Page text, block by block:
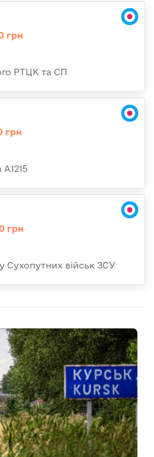
грн
РТЦК та СП
грн
А1215
грн
Сухопутних військ ЗСУ